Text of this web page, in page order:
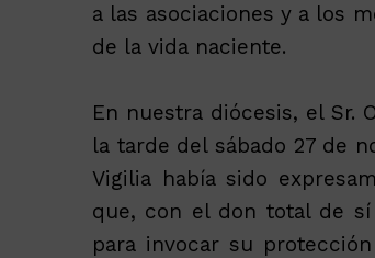
a las asociaciones y a los
de la vida naciente.
En nuestra diócesis, el Sr.
la tarde del sábado 27 de
Vigilia había sido
que, con el don total de sí
para invocar su